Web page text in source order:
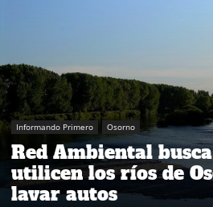
Informando Primero Osorno
Red Ambiental
utilicen los ríos de
lavar autos